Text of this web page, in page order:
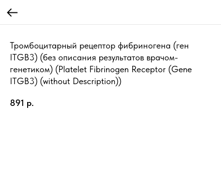
Тромбоцитарный рецептор фибриногена (ген
ITGB3) (без описания результатов врачом-
генетиком) (Platelet Fibrinogen Receptor (Gene
ITGB3) (without Description))
891 р.